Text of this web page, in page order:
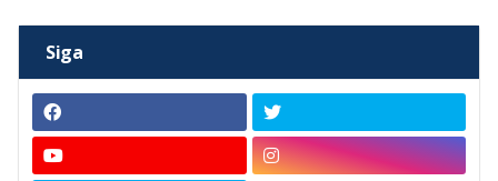
Siga